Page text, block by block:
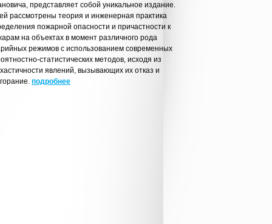
представляет собой уникальное издание.
рассмотрены теория и инженерная практика
пожарной опасности и причастности к
на объектах в момент различного рода
режимов с использованием современных
статистических методов, исходя из
явлений, вызывающих их отказ и
подробнее